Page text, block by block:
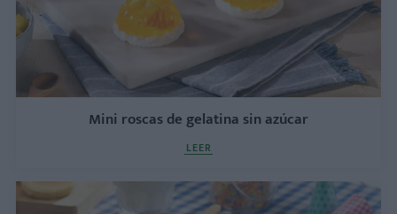
Mini roscas de gelatina sin azúcar
LEER